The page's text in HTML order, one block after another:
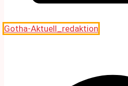
Gotha-Aktuell_redaktion